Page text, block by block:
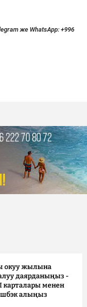
же WhatsApp: +996
окуу жылына
даярданыңыз -
карталары менен
алыңыз